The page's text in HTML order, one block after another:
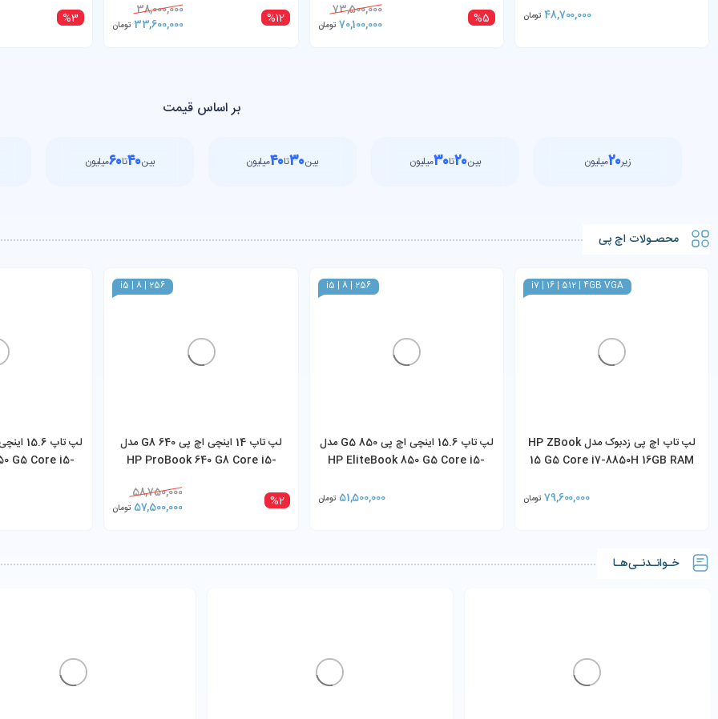
48,700,000 تومان
%5
73,500,000
70,100,000 تومان
%12
38,000,000
33,600,000 تومان
%3
بر اساس قیمت
زیر۲۰میلیون بین۲۰تا۳۰میلیون بین۳۰تا۴۰میلیون بین۴۰تا۶۰میلیون
محصـولات اچ پی
i7 | 16 | 512 | 4GB VGA
لپ تاپ اچ پی زدبوک مدل HP ZBook
15 G5 Core i7-8850H 16GB RAM
79,600,000 تومان
i5 | 8 | 256
لپ تاپ 15.6 اینچی اچ پی 850 G5 مدل
HP EliteBook 850 G5 Core i5-
51,500,000 تومان
i5 | 8 | 256
لپ تاپ 14 اینچی اچ پی 640 G8 مدل
HP ProBook 640 G8 Core i5-
%2
58,750,000
57,500,000 تومان
G5 Core i5-
خـوانـدنـی‌هـا